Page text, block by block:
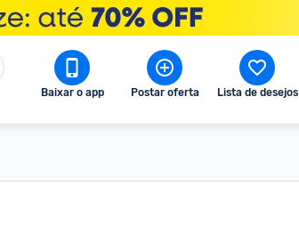
Baixar o app Postar oferta Lista de desejos